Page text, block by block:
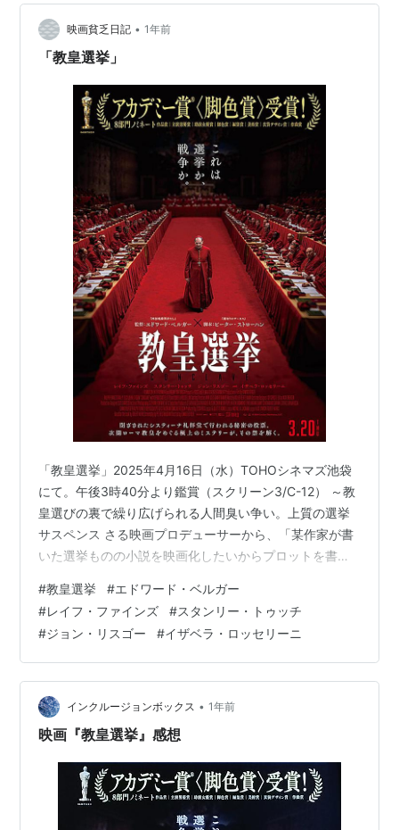
っしゃったんです。」黒い噂がある枢機卿、トランブ
レ。 「戦争をご存じか？」ポッと出のメキシコ系枢機
卿、ベニテス。言いたいことわからんでもない。 「今時
映画貧乏日記 • 1年前
「教皇選挙」
「教皇選挙」2025年4月16日（水）TOHOシネマズ池袋
にて。午後3時40分より鑑賞（スクリーン3/C-12） ～教
皇選びの裏で繰り広げられる人間臭い争い。上質の選挙
サスペンス さる映画プロデューサーから、「某作家が書
いた選挙ものの小説を映画化したいからプロットを書い
年以上が経ち何も連絡がないのでいまだに実現していな
いのだなぁ～。すぐにでも映画化できそうな口ぶりでは
あったのだが。 それはともかく選挙を巡るドラマは面白
い。カトリック教会の最高指導者であるローマ教皇を選
ぶ選挙を描いた「教皇選挙」も、抜群に面白いサスペン
スドラマなのであった。原作…
#教皇選挙 #エドワード・ベルガー
#レイフ・ファインズ #スタンリー・トゥッチ
#ジョン・リスゴー #イザベラ・ロッセリーニ
インクルージョンボックス • 1年前
映画『教皇選挙』感想